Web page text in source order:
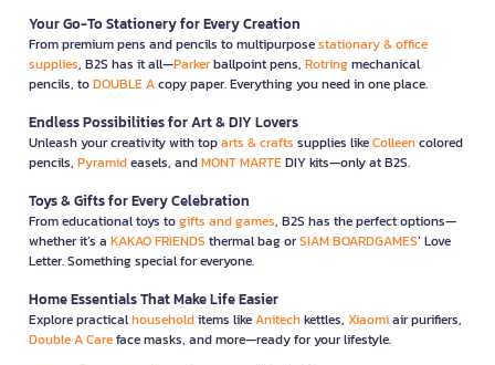
Your Go-To Stationery for Every Creation
From premium pens and pencils to multipurposestationary & office
supplies, B2S has it all—Parkerballpoint pens, Rotringmechanical
pencils, toDOUBLE Acopy paper. Everything you need in one place.
Endless Possibilities for Art & DIY Lovers
Unleash your creativity with toparts & crafts supplies likeColleencolored
pencils, Pyramideasels, andMONT MARTEDIY kits—only at B2S.
Toys & Gifts for Every Celebration
From educational toys togifts and games, B2S has the perfect options—
whether it’s a KAKAO FRIENDS thermal bag orSIAM BOARDGAMES’ Love
Letter. Something special for everyone.
Home Essentials That Make Life Easier
Explore practicalhouseholditems likeAnitechkettles, Xiaomiair purifiers,
Double A Careface masks, and more—ready for your lifestyle.